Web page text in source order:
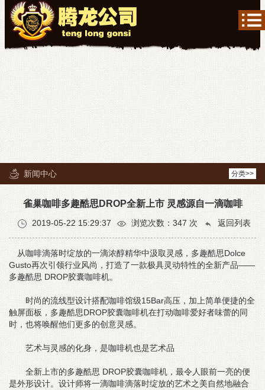
新闻中心 分类>>
雀巢咖啡多趣酷思DROP全新上市 灵感源自一滴咖啡
2019-05-22 15:29:37 浏览次数： 347 次 返回列表
从咖啡滴落时绽放的一滴浓醇精华中汲取灵感，多趣酷思Dolce
Gusto再次引领行业风尚，打造了一款极具灵动特性的全新产品——
多趣酷思 DROP胶囊咖啡机。
时尚的流线型设计搭配咖啡馆级15Bar高压，加上简单便捷的全
触屏面板，多趣酷思DROP胶囊咖啡机在打动咖啡爱好者味蕾的同
时，也将唤醒他们更多的创意灵感。
艺术与灵感的化身，是咖啡机也是艺术品
全新上市的多趣酷思 DROP胶囊咖啡机，最令人眼前一亮的便
是外形设计。设计师将一滴咖啡滴落时绽放的艺术之美自然地融合